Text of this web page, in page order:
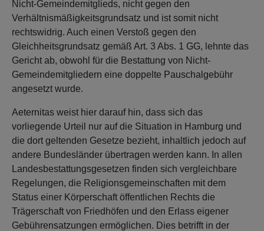
Nicht-Gemeindemitglieds, nicht gegen den
Verhältnismäßigkeitsgrundsatz und ist somit nicht
rechtswidrig. Auch einen Verstoß gegen den
Gleichheitsgrundsatz gemäß Art. 3 Abs. 1 GG, lehnte das
Gericht ab, obwohl für die Bestattung von Nicht-
Gemeindemitgliedern eine doppelte Pauschalgebühr
angesetzt wurde.
Aeternitas weist hier darauf hin, dass sich das
vorliegende Urteil nur auf die Situation in Hamburg und
die dort geltenden Gesetze bezieht, inhaltlich jedoch auf
andere Bundesländer übertragen werden kann. In allen
Landesbestattungsgesetzen finden sich vergleichbare
Regelungen, die Religionsgemeinschaften mit dem
Status einer Körperschaft öffentlichen Rechts die
Trägerschaft von Friedhöfen und den Erlass eigener
Gebührensatzungen ermöglichen. Dies betrifft in der